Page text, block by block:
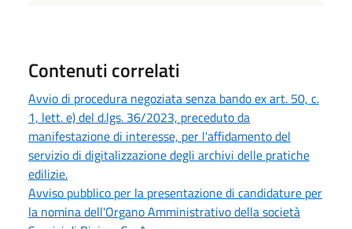
Contenuti correlati
Avvio di procedura negoziata senza bando ex art. 50, c.
1, lett. e) del d.lgs. 36/2023, preceduto da
manifestazione di interesse, per l'affidamento del
servizio di digitalizzazione degli archivi delle pratiche
edilizie.
Avviso pubblico per la presentazione di candidature per
la nomina dell'Organo Amministrativo della società